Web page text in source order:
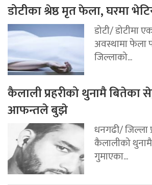
डोटीका श्रेष्ठ मृत फेला, घरमा
डोटी/ डोटीमा
अवस्थामा फेला
जिल्लाको...
कैलाली प्रहरीको थुनामै बितेका
आफन्तले बुझे
धनगढी/ जिल्ला
कैलालीको
गुमाएका...